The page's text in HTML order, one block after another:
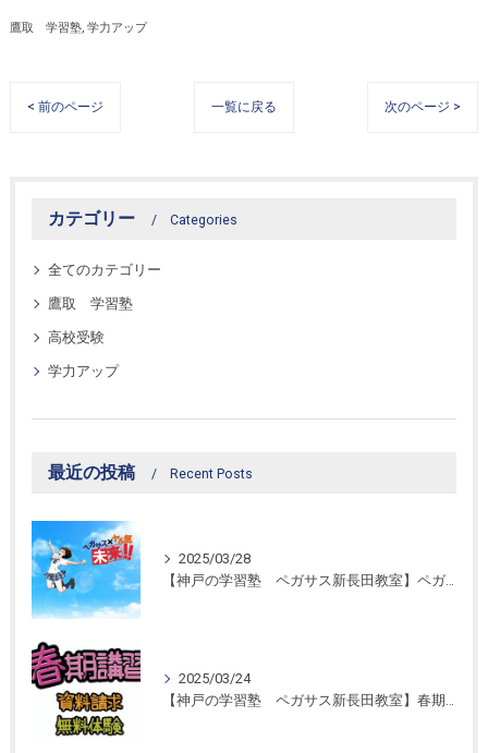
鷹取 学習塾 学力アップ
< 前のページ 一覧に戻る 次のページ >
カテゴリー Categories
全てのカテゴリー
鷹取 学習塾
高校受験
学力アップ
最近の投稿 Recent Posts
2025/03/28
【神戸の学習塾 ペガサス新長田教室】ペガサス学習スタイル！
2025/03/24
【神戸の学習塾 ペガサス新長田教室】春期講習開催！